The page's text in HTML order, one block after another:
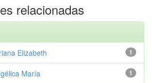
relacionadas
1
Elizabeth
1
María